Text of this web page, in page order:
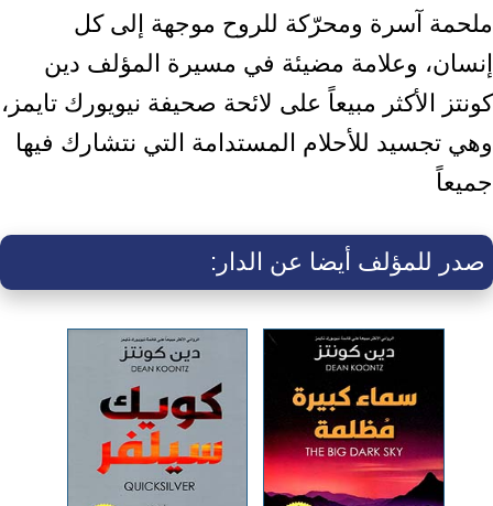
ملحمة آسرة ومحرّكة للروح موجهة ‏إلى كل
إنسان، وعلامة مضيئة في مسيرة المؤلف دين
كونتز الأكثر مبيعاً على لائحة ‏صحيفة نيويورك تايمز،
وهي تجسيد للأحلام المستدامة التي نتشارك فيها
جميعاً‏
صدر للمؤلف أيضا عن الدار: